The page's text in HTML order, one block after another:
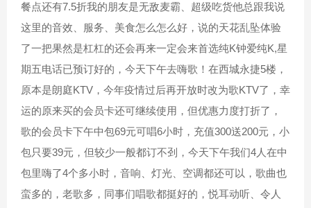
餐点还有7.5折我的朋友是无敌麦霸、超级吃货他总跟我说
这里的音效、服务、美食怎么怎么好，说的天花乱坠体验
了一把果然是杠杠的还会再来一定会来首选纯K钟爱纯K,星
期五电话已预订好的，今天下午去嗨歌！在西城永捷5楼，
原本是朗庭KTV，今年疫情过后再开放时改为歌KTV了，幸
运的原来买的会员卡还可继续使用，但优惠力度打折了，
歌的会员卡下午中包69元可唱6小时，充值300送200元，小
包只要39元，但较少一般都订不刭，今天下午我们4人在中
包里嗨了4个多小时，音响、灯光、空调都还可以，歌曲也
蛮多的，老歌多，同事们唱歌都挺好的，悦耳动听、令人